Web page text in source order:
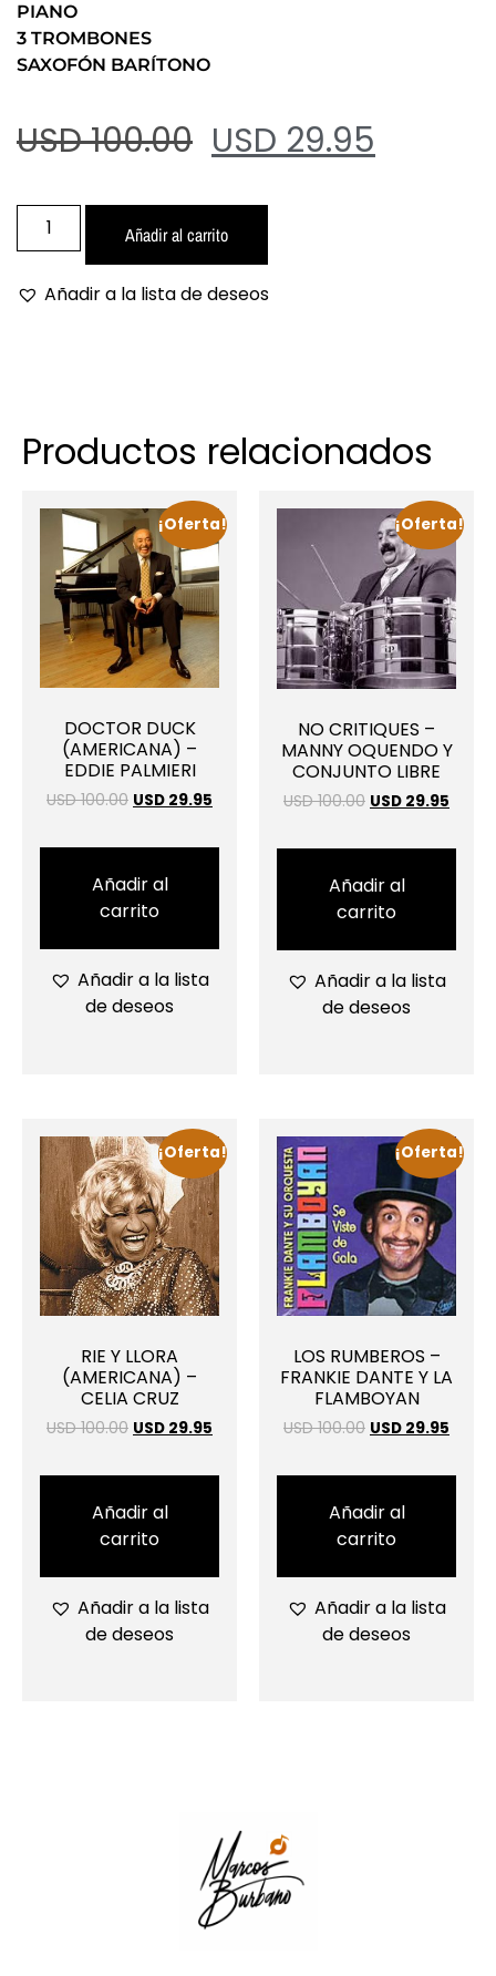
PIANO
3 TROMBONES
SAXOFÓN BARÍTONO
USD 100.00 USD 29.95
Añadir al carrito
Añadir a la lista de deseos
Productos relacionados
¡Oferta!
DOCTOR DUCK
(AMERICANA) –
EDDIE PALMIERI
USD 100.00 USD 29.95
Añadir al
carrito
Añadir a la lista
de deseos
¡Oferta!
NO CRITIQUES –
MANNY OQUENDO Y
CONJUNTO LIBRE
USD 100.00 USD 29.95
Añadir al
carrito
Añadir a la lista
de deseos
¡Oferta!
RIE Y LLORA
(AMERICANA) –
CELIA CRUZ
USD 100.00 USD 29.95
Añadir al
carrito
Añadir a la lista
de deseos
¡Oferta!
LOS RUMBEROS –
FRANKIE DANTE Y LA
FLAMBOYAN
USD 100.00 USD 29.95
Añadir al
carrito
Añadir a la lista
de deseos